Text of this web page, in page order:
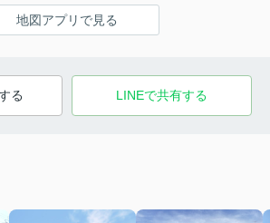
地図アプリで見る
る LINEで共有する